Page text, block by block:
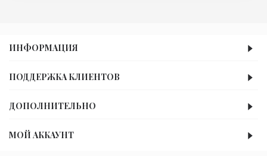
ИНФОРМАЦИЯ
ПОДДЕРЖКА КЛИЕНТОВ
ДОПОЛНИТЕЛЬНО
МОЙ АККАУНТ